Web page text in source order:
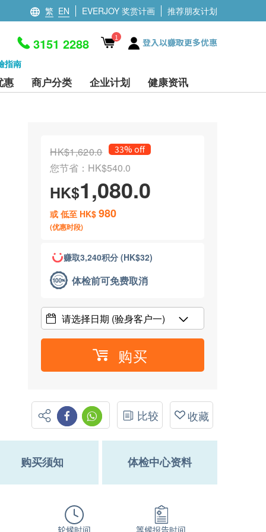
繁 EN EVERJOY 奖赏计画 推荐朋友计划
指南
3151 2288 1 登入以赚取更多优惠
惠 商户分类 企业计划 健康资讯
HK$1,620.0 33% off
您节省：HK$540.0
HK$1,080.0
或 低至 HK$ 980
(优惠时段)
赚取3,240积分 (HK$32)
体检前可免费取消
请选择日期 (验身客户一)
购买
比较 收藏
购买须知 体检中心资料
轮候时间 等候报告时间